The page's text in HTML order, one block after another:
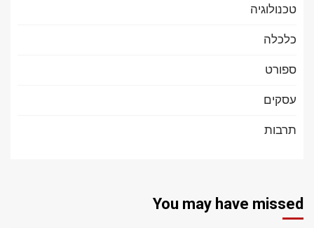
טכנולוגיה
כלכלה
ספורט
עסקים
תרבות
You may have missed